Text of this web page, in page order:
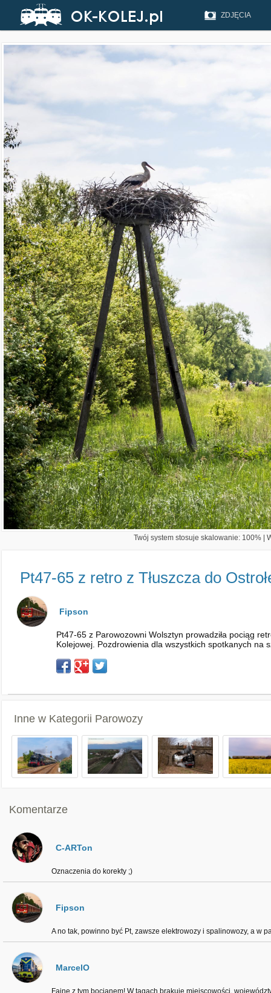
ZDJĘCIA
Twój system stosuje skalowanie: 100% |
Pt47-65 z retro z Tłuszcza do
Fipson
Pt47-65 z Parowozowni Wolsztyn prowadziła pociąg
Kolejowej. Pozdrowienia dla wszystkich spotkanych na
Inne w Kategorii Parowozy
Komentarze
C-ARTon
Oznaczenia do korekty ;)
Fipson
A no tak, powinno być Pt, zawsze elektrowozy i spalinowozy, a w
MarcelO
Fajne z tym bocianem! W tagach brakuje miejscowości,